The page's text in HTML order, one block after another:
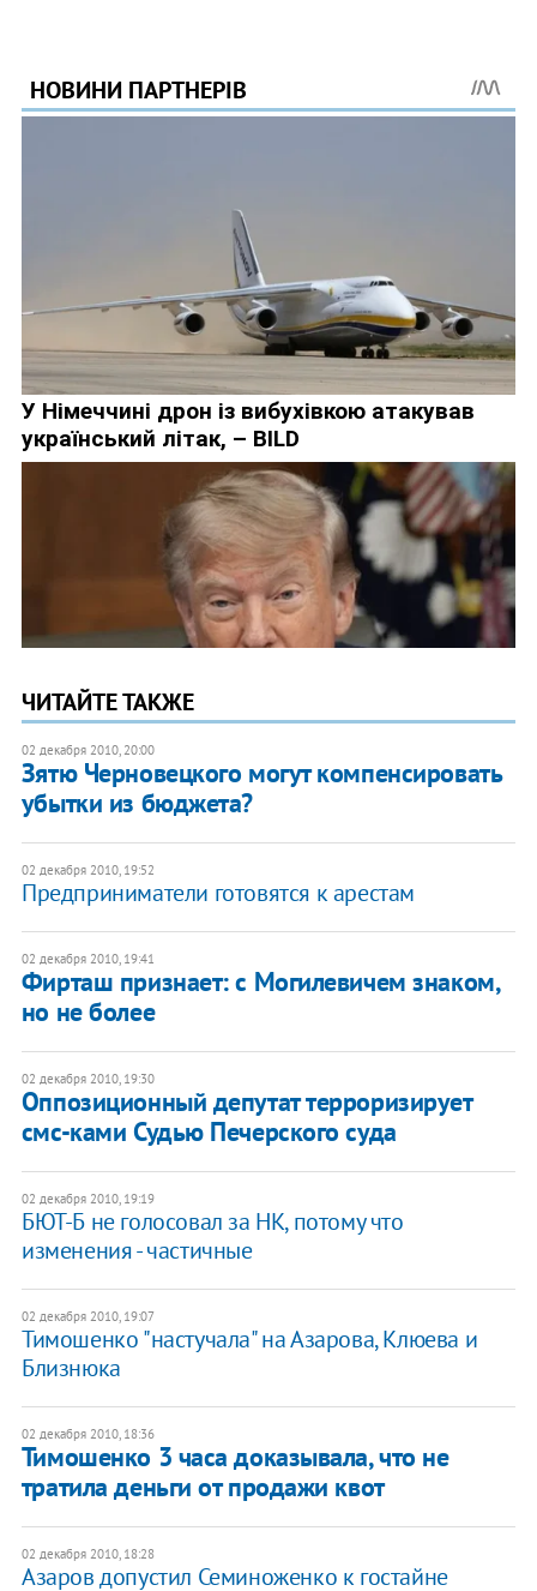
ЧИТАЙТЕ ТАКЖЕ
02 декабря 2010, 20:00
Зятю Черновецкого могут компенсировать
убытки из бюджета?
02 декабря 2010, 19:52
Предприниматели готовятся к арестам
02 декабря 2010, 19:41
Фирташ признает: с Могилевичем знаком,
но не более
02 декабря 2010, 19:30
Оппозиционный депутат терроризирует
смс-ками Судью Печерского суда
02 декабря 2010, 19:19
БЮТ-Б не голосовал за НК, потому что
изменения - частичные
02 декабря 2010, 19:07
Тимошенко "настучала" на Азарова, Клюева и
Близнюка
02 декабря 2010, 18:36
Тимошенко 3 часа доказывала, что не
тратила деньги от продажи квот
02 декабря 2010, 18:28
Азаров допустил Семиноженко к гостайне